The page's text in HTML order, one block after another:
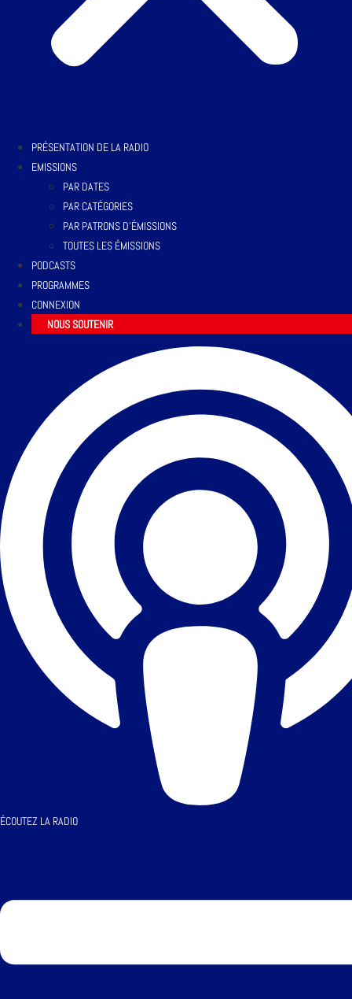
PRÉSENTATION DE LA RADIO
EMISSIONS
PAR DATES
PAR CATÉGORIES
PAR PATRONS D’ÉMISSIONS
TOUTES LES ÉMISSIONS
PODCASTS
PROGRAMMES
CONNEXION
NOUS SOUTENIR
ÉCOUTEZ LA RADIO